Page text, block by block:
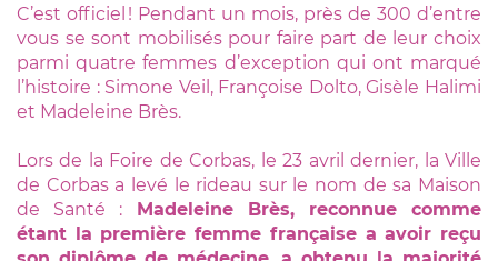
C’est officiel ! Pendant un mois, près de 300 d’entre
vous se sont mobilisés pour faire part de leur choix
parmi quatre femmes d’exception qui ont marqué
l’histoire : Simone Veil, Françoise Dolto, Gisèle Halimi
et Madeleine Brès.
Lors de la Foire de Corbas, le 23 avril dernier, la Ville
de Corbas a levé le rideau sur le nom de sa Maison
de Santé : Madeleine Brès, reconnue comme
étant la première femme française a avoir reçu